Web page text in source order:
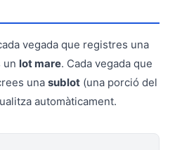
vegada que registres una
un lot mare. Cada vegada que
una sublot (una porció del
automàticament.